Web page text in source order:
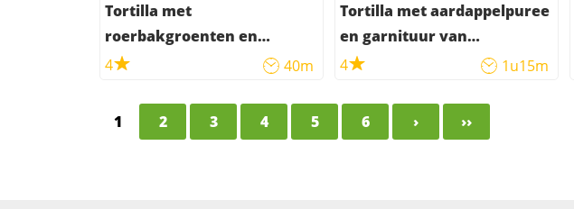
Tortilla met
roerbakgroenten en
runderworsten
4 40m
Tortilla met aardappelpuree
en garnituur van
tomatensaus
4 1u15m
1 2 3 4 5 6 › ››